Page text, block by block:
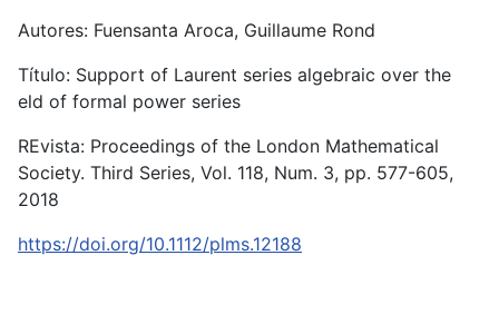
Autores: Fuensanta Aroca, Guillaume Rond
Título: Support of Laurent series algebraic over the
eld of formal power series
REvista: Proceedings of the London Mathematical
Society. Third Series, Vol. 118, Num. 3, pp. 577-605,
2018
https://doi.org/10.1112/plms.12188